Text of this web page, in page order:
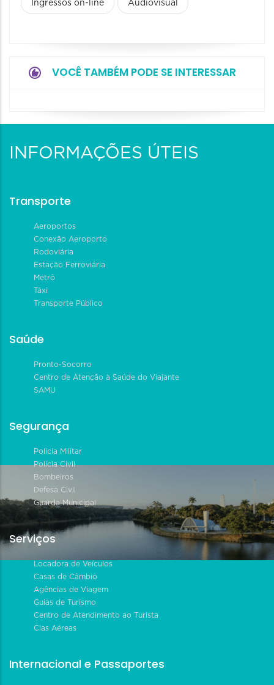
Ingressos on-line Audiovisual
VOCÊ TAMBÉM PODE SE INTERESSAR
INFORMAÇÕES ÚTEIS
Transporte
Aeroportos
Conexão Aeroporto
Rodoviária
Estação Ferroviária
Metrô
Táxi
Transporte Público
Saúde
Pronto-Socorro
Centro de Atenção à Saúde do Viajante
SAMU
Segurança
Polícia Militar
Polícia Civil
Bombeiros
Defesa Civil
Guarda Municipal
Serviços
Locadora de Veículos
Casas de Câmbio
Agências de Viagem
Guias de Turismo
Centro de Atendimento ao Turista
Cias Aéreas
Internacional e Passaportes